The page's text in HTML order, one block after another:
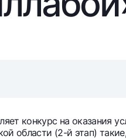
pay
конкурс на оказания
области (2-й этап)